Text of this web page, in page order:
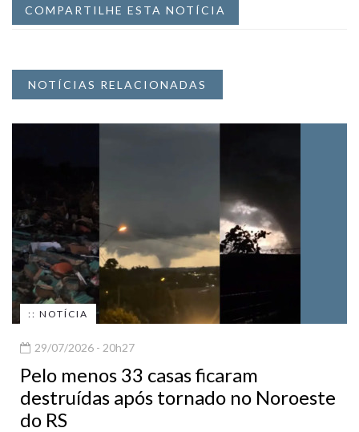
COMPARTILHE ESTA NOTÍCIA
NOTÍCIAS RELACIONADAS
:: NOTÍCIA
29/07/2026 - 20h27
Pelo menos 33 casas ficaram
destruídas após tornado no Noroeste
do RS